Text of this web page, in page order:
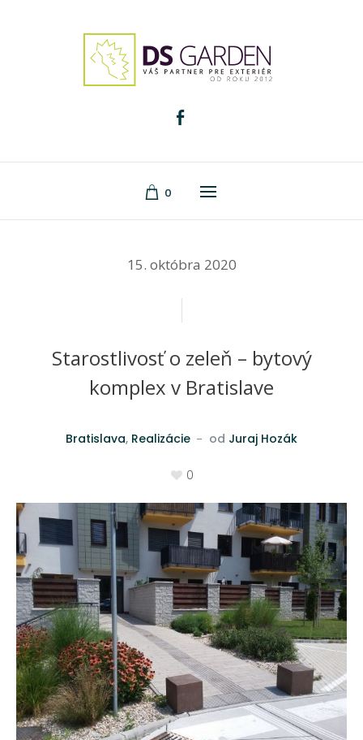
0
15. októbra 2020
Starostlivosť o zeleň – bytový
komplex v Bratislave
Bratislava, Realizácie od Juraj Hozák
0